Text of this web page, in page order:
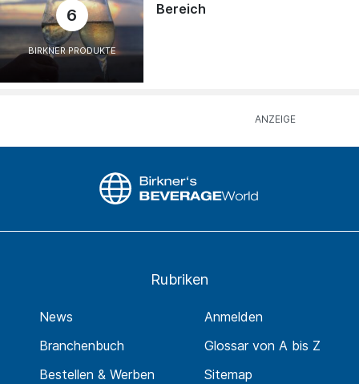
6
BIRKNER PRODUKTE
Bereich
Rubriken
News
Branchenbuch
Bestellen & Werben
Anmelden
Glossar von A bis Z
Sitemap